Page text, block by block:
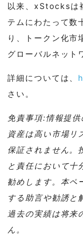
以来、xStocksは
テムにわたって数
り、トークン化市
グローバルネット
詳細については、
さい。
免責事項:情報提
資産は高い市場リ
保証されません。
と責任において十
勧めします。本ペ
する助言や勧誘と
過去の実績は将来
ん。